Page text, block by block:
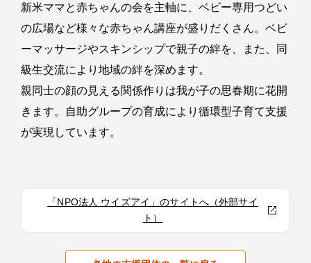
新米ママと赤ちゃんの会を主軸に、ベビー専用つどい
の広場など様々な赤ちゃん講座が盛りだくさん。ベビ
ーマッサージやスキンシップで親子の絆を、また、同
級生交流により地域の絆を深めます。
親同士の顔の見える関係作りは我が子の思春期に花開
きます。自助グループの育成により循環型子育て支援
が実現しています。
「NPO法人 ウイズアイ」のサイトへ（外部サイ
ト）